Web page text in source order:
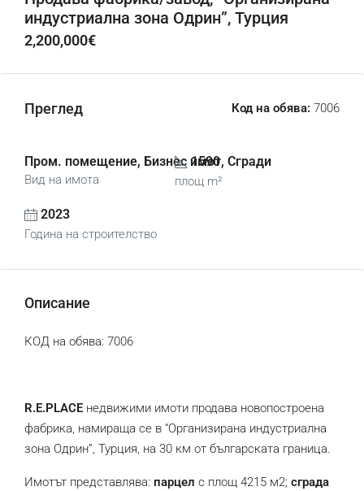
индустриална зона Одрин”, Турция
2,200,000€
Преглед Код на обява: 7006
Пром. помещение, Бизнес имот, Сгради
Вид на имота
1590
площ m²
2023
Година на строителство
Описание
КОД на обява: 7006
R.E.PLACE недвижими имоти продава новопостроена
фабрика, намираща се в “Организирана индустриална
зона Одрин”, Турция, на 30 км от българската граница.
Имотът представлява: парцел с площ 4215 м2; сграда